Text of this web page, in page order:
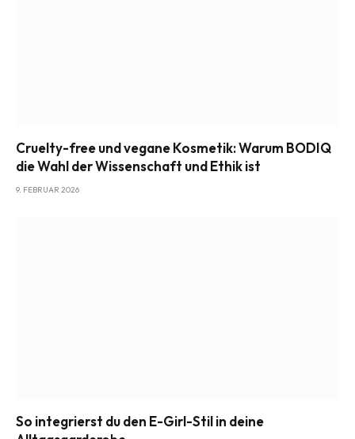
Cruelty-free und vegane Kosmetik: Warum BODIQ
die Wahl der Wissenschaft und Ethik ist
9. FEBRUAR 2026
So integrierst du den E-Girl-Stil in deine